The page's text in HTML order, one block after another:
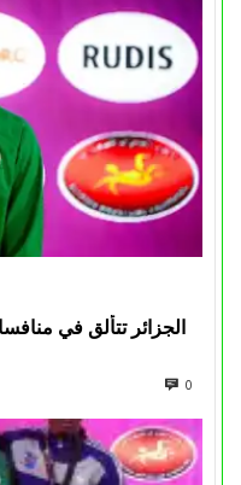
الجزائر تتألق في
0